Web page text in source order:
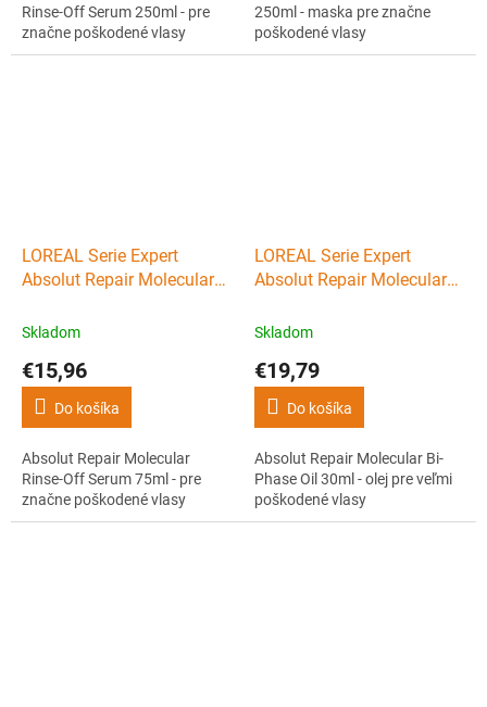
Rinse-Off Serum 250ml - pre
značne poškodené vlasy
250ml - maska pre značne
poškodené vlasy
LOREAL Serie Expert
Absolut Repair Molecular
značne poškodené vlasy
Skladom
€15,96
Do košíka
Absolut Repair Molecular
Rinse-Off Serum 75ml - pre
značne poškodené vlasy
LOREAL Serie Expert
Absolut Repair Molecular
veľmi poškodené vlasy
Skladom
€19,79
Do košíka
Absolut Repair Molecular Bi-
Phase Oil 30ml - olej pre veľmi
poškodené vlasy